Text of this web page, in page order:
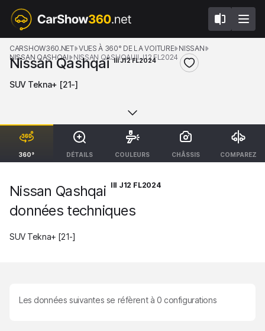
360° DÉTAILS COULEURS CHÂSSIS COMPAREZ
CARSHOW360.NET VUES À 360° DE LA VOITURE NISSAN
NISSAN QASHQAI
NISSAN QASHQAI III J12 FL2024
Nissan Qashqai III J12 FL2024
SUV Tekna+ [21-]
Nissan Qashqai III J12 FL2024
données techniques
SUV Tekna+ [21-]
Les données suivantes se réfèrent à 0 configurations